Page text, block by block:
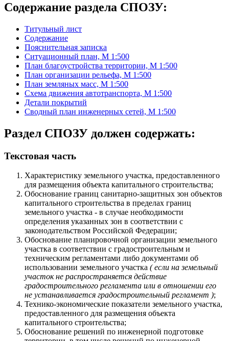
Содержание раздела СПОЗУ:
Титульный лист
Содержание
Пояснительная записка
Ситуационный план, М 1:500
План благоустройства территории, М 1:500
План организации рельефа, М 1:500
План земляных масс, М 1:500
Схема движения автотранспорта, М 1:500
Детали покрытий
Сводный план инженерных сетей, М 1:500
Раздел СПОЗУ должен содержать:
Текстовая часть
Характеристику земельного участка, предоставленного
для размещения объекта капитального строительства;
Oбоснование границ санитарно-защитных зон объектов
капитального строительства в пределах границ
земельного участка - в случае необходимости
определения указанных зон в соответствии с
законодательством Российской Федерации;
Обоснование планировочной организации земельного
участка в соответствии с градостроительным и
техническим регламентами либо документами об
использовании земельного участка ( если на земельный
участок не распространяется действие
градостроительного регламента или в отношении его
не устанавливается градостроительный регламент );
Технико-экономические показатели земельного участка,
предоставленного для размещения объекта
капитального строительства;
Обоснование решений по инженерной подготовке